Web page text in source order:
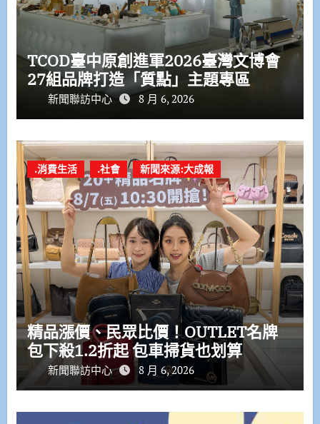
TCOD臺中原創進軍2026臺灣文博會
27組品牌打造「質點」主題專區
新聞聯訪中心 8 月 6, 2026
.消費生活 .社會 新聞來源:大成報
精品漲價、民眾比價！OUTLET名牌
包下殺1.2折起 包車掃貨也划算
新聞聯訪中心 8 月 6, 2026